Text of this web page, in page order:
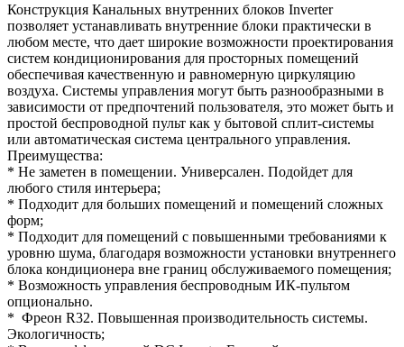
Конструкция Канальных внутренних блоков Inverter
позволяет устанавливать внутренние блоки практически в
любом месте, что дает широкие возможности проектирования
систем кондиционирования для просторных помещений
обеспечивая качественную и равномерную циркуляцию
воздуха. Системы управления могут быть разнообразными в
зависимости от предпочтений пользователя, это может быть и
простой беспроводной пульт как у бытовой сплит-системы
или автоматическая система центрального управления.
Преимущества:
* Не заметен в помещении. Универсален. Подойдет для
любого стиля интерьера;
* Подходит для больших помещений и помещений сложных
форм;
* Подходит для помещений с повышенными требованиями к
уровню шума, благодаря возможности установки внутреннего
блока кондиционера вне границ обслуживаемого помещения;
* Возможность управления беспроводным ИК-пультом
опционально.
* Фреон R32. Повышенная производительность системы.
Экологичность;